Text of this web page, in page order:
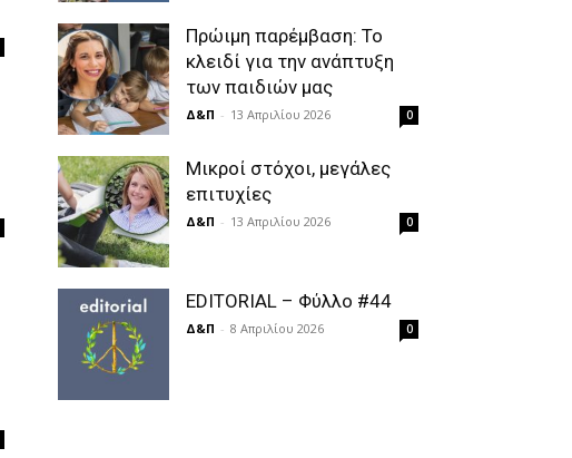
Πρώιμη παρέμβαση: Το
κλειδί για την ανάπτυξη
των παιδιών µας
Δ&Π - 13 Απριλίου 2026 0
Μικροί στόχοι, μεγάλες
επιτυχίες
Δ&Π - 13 Απριλίου 2026 0
EDITORIAL – Φύλλο #44
Δ&Π - 8 Απριλίου 2026 0